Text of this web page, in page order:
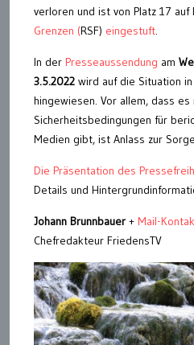
verloren und ist von Platz 17 auf
Grenzen (RSF) eingestuft.
In der Presseaussendung am
3.5.2022 wird auf die Situation
hingewiesen. Vor allem, dass es
Sicherheitsbedingungen für
Medien gibt, ist Anlass zur
Die Präsentation des
Details und
Johann Brunnbauer + Mail-
Chefredakteur FriedensTV